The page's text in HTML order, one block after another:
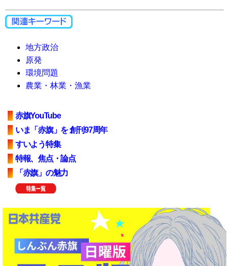
地方政治
原発
環境問題
農業・林業・漁業
赤旗YouTube
いま「赤旗」を 創刊97周年
すいよう特集
特報、焦点・論点
「赤旗」の魅力